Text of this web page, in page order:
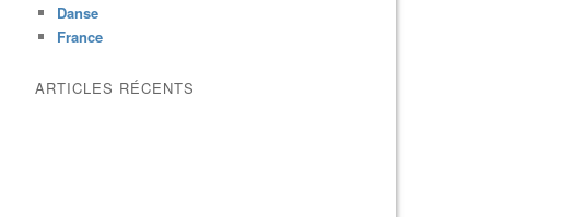
Danse
France
ARTICLES RÉCENTS